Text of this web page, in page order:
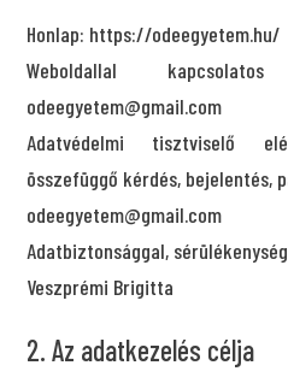
Honlap: https://odeegyetem.hu/
Weboldallal
odeegyetem@gmail.com
Adatvédelmi tisztviselő
összefüggő kérdés, bejelentés,
odeegyetem@gmail.com
Adatbiztonsággal,
Veszprémi Brigitta
2. Az adatkezelés célja